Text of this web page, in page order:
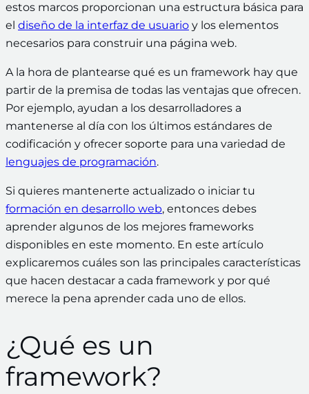
estos marcos proporcionan una estructura básica para
el diseño de la interfaz de usuario y los elementos
necesarios para construir una página web.
A la hora de plantearse qué es un framework hay que
partir de la premisa de todas las ventajas que ofrecen.
Por ejemplo, ayudan a los desarrolladores a
mantenerse al día con los últimos estándares de
codificación y ofrecer soporte para una variedad de
lenguajes de programación.
Si quieres mantenerte actualizado o iniciar tu
formación en desarrollo web, entonces debes
aprender algunos de los mejores frameworks
disponibles en este momento. En este artículo
explicaremos cuáles son las principales características
que hacen destacar a cada framework y por qué
merece la pena aprender cada uno de ellos.
¿Qué es un
framework?